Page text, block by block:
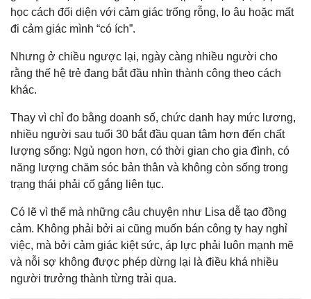
học cách đối diện với cảm giác trống rỗng, lo âu hoặc mất
đi cảm giác mình “có ích”.
Nhưng ở chiều ngược lại, ngày càng nhiều người cho
rằng thế hệ trẻ đang bắt đầu nhìn thành công theo cách
khác.
Thay vì chỉ đo bằng doanh số, chức danh hay mức lương,
nhiều người sau tuổi 30 bắt đầu quan tâm hơn đến chất
lượng sống: Ngủ ngon hơn, có thời gian cho gia đình, có
năng lượng chăm sóc bản thân và không còn sống trong
trạng thái phải cố gắng liên tục.
Có lẽ vì thế mà những câu chuyện như Lisa dễ tạo đồng
cảm. Không phải bởi ai cũng muốn bán công ty hay nghỉ
việc, mà bởi cảm giác kiệt sức, áp lực phải luôn mạnh mẽ
và nỗi sợ không được phép dừng lại là điều khá nhiều
người trưởng thành từng trải qua.